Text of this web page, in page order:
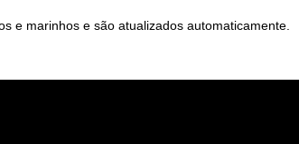
e marinhos e são atualizados automaticamente.